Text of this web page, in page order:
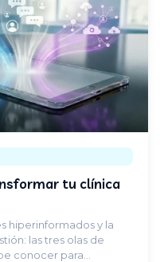
tu clínica
hiperinformados y la
las tres olas de
conocer para